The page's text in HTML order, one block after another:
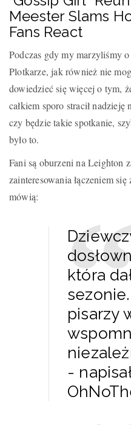
Meester Slams
Fans React
Podczas gdy my marzyliśmy
Plotkarze, jak również nie
dowiedzieć się więcej o tym,
całkiem sporo stracił
czy będzie takie spotkanie,
było to.
Fani są oburzeni na Leighton
zainteresowania łączeniem
mówią:
która
pisarzy
-